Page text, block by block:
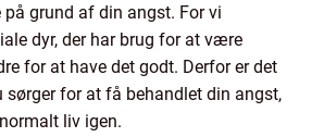
på grund af din angst. For vi
dyr, der har brug for at være
for at have det godt. Derfor er det
sørger for at få behandlet din angst,
liv igen.